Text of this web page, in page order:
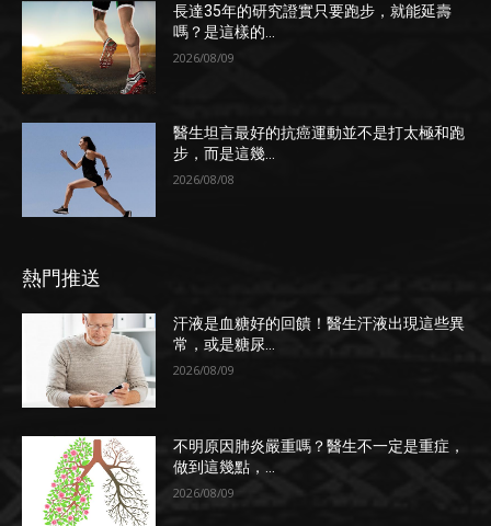
長達35年的研究證實只要跑步，就能延壽
嗎？是這樣的...
2026/08/09
醫生坦言最好的抗癌運動並不是打太極和跑
步，而是這幾...
2026/08/08
熱門推送
汗液是血糖好的回饋！醫生汗液出現這些異
常，或是糖尿...
2026/08/09
不明原因肺炎嚴重嗎？醫生不一定是重症，
做到這幾點，...
2026/08/09